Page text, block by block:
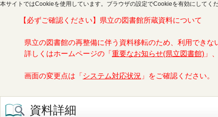
本サイトではCookieを使用しています。ブラウザの設定でCookieを有効にしてく
【必ずご確認ください】県立の図書館所蔵資料について
県立の図書館の再整備に伴う資料移転のため、利用できな
詳しくはホームページの「 重要なお知らせ(県立図書館) 」
画面の変更点は「 システム対応状況 」をご確認ください。
資料詳細